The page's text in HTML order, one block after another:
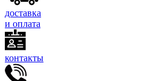
доставка
и оплата
контакты